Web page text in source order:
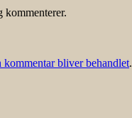
kommenterer.
bliver behandlet.